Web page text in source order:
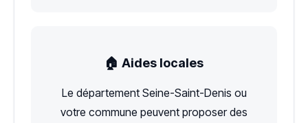
🏠 Aides locales
Le département Seine-Saint-Denis ou
votre commune peuvent proposer des